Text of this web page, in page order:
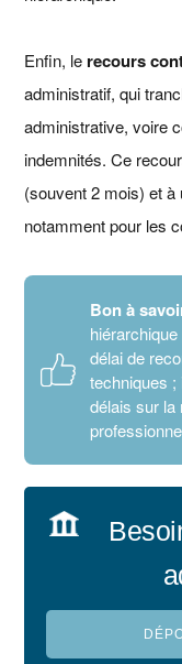
Enfin, le recours
administratif, qui
administrative, voire
indemnités. Ce
(souvent 2 mois) et
notamment pour les
Bon à
délai de
techniques
délais sur la